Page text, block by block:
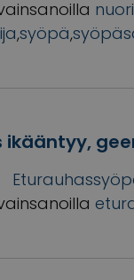
nuori
,syöpä,
ikääntyy,